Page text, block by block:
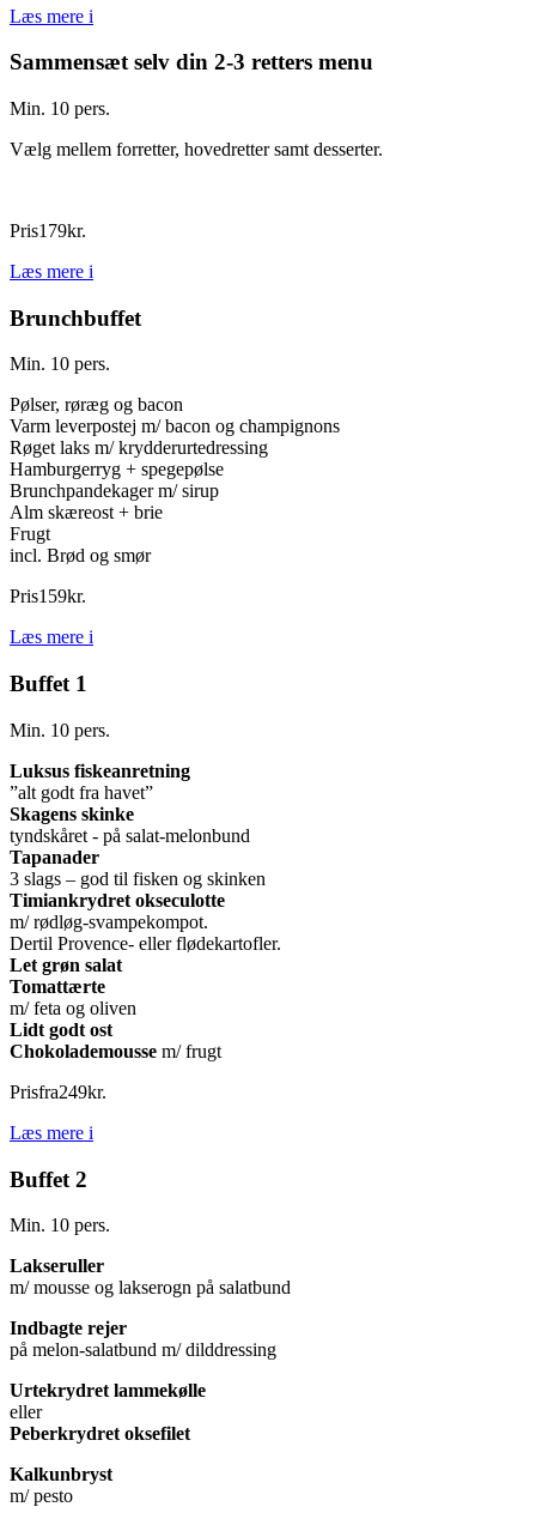
Læs mere i
Sammensæt selv din 2-3 retters menu
Min. 10 pers.
Vælg mellem forretter, hovedretter samt desserter.
Pris179kr.
Læs mere i
Brunchbuffet
Min. 10 pers.
Pølser, røræg og bacon
Varm leverpostej m/ bacon og champignons
Røget laks m/ krydderurtedressing
Hamburgerryg + spegepølse
Brunchpandekager m/ sirup
Alm skæreost + brie
Frugt
incl. Brød og smør
Pris159kr.
Læs mere i
Buffet 1
Min. 10 pers.
Luksus fiskeanretning
”alt godt fra havet”
Skagens skinke
tyndskåret - på salat-melonbund
Tapanader
3 slags – god til fisken og skinken
Timiankrydret okseculotte
m/ rødløg-svampekompot.
Dertil Provence- eller flødekartofler.
Let grøn salat
Tomattærte
m/ feta og oliven
Lidt godt ost
Chokolademousse m/ frugt
Prisfra249kr.
Læs mere i
Buffet 2
Min. 10 pers.
Lakseruller
m/ mousse og lakserogn på salatbund
Indbagte rejer
på melon-salatbund m/ dilddressing
Urtekrydret lammekølle
eller
Peberkrydret oksefilet
Kalkunbryst
m/ pesto